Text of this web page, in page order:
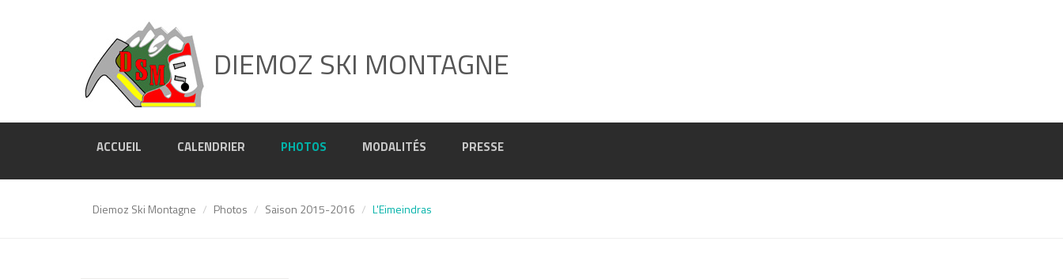
DIEMOZ SKI MONTAGNE
ACCUEIL CALENDRIER PHOTOS MODALITÉS PRESSE
Diemoz Ski Montagne Photos Saison 2015-2016 L'Eimeindras